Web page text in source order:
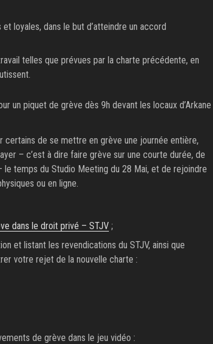
loyales, dans le but d’atteindre un accord
telles que prévues par la charte précédente, en
un piquet de grève dès 9h devant les locaux d’Arkane
certains de se mettre en grève une journée entière,
– c’est à dire faire grève sur une courte durée, de
le temps du Studio Meeting du 28 Mai, et de rejoindre
ou en ligne.
dans le droit privé – STJV;
et listant les revendications du STJV, ainsi que
votre rejet de la nouvelle charte :
de grève dans le jeu vidéo :